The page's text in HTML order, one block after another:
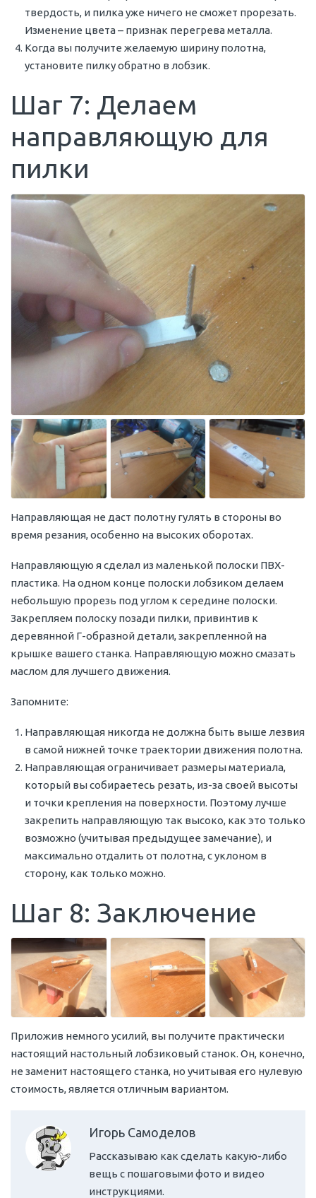
твердость, и пилка уже ничего не сможет прорезать.
Изменение цвета – признак перегрева металла.
Когда вы получите желаемую ширину полотна,
установите пилку обратно в лобзик.
Шаг 7: Делаем
направляющую для
пилки
Направляющая не даст полотну гулять в стороны во
время резания, особенно на высоких оборотах.
Направляющую я сделал из маленькой полоски ПВХ-
пластика. На одном конце полоски лобзиком делаем
небольшую прорезь под углом к середине полоски.
Закрепляем полоску позади пилки, привинтив к
деревянной Г-образной детали, закрепленной на
крышке вашего станка. Направляющую можно смазать
маслом для лучшего движения.
Запомните:
Направляющая никогда не должна быть выше лезвия
в самой нижней точке траектории движения полотна.
Направляющая ограничивает размеры материала,
который вы собираетесь резать, из-за своей высоты
и точки крепления на поверхности. Поэтому лучше
закрепить направляющую так высоко, как это только
возможно (учитывая предыдущее замечание), и
максимально отдалить от полотна, с уклоном в
сторону, как только можно.
Шаг 8: Заключение
Приложив немного усилий, вы получите практически
настоящий настольный лобзиковый станок. Он, конечно,
не заменит настоящего станка, но учитывая его нулевую
стоимость, является отличным вариантом.
Игорь Самоделов
Рассказываю как сделать какую-либо
вещь с пошаговыми фото и видео
инструкциями.